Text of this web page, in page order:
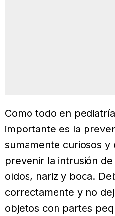
Como todo en
importante es la
sumamente curiosos y
prevenir la intrusión
oídos, nariz y boca.
correctamente y no
objetos con partes